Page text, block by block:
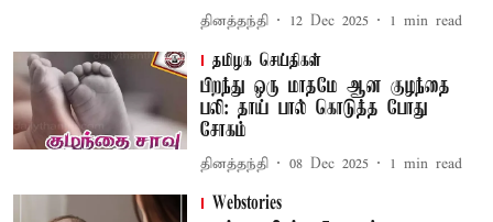
தினத்தந்தி 12 Dec 2025 1 min read
தமிழக செய்திகள்
பிறந்து ஒரு மாதமே ஆன குழந்தை
பலி: தாய் பால் கொடுத்த போது
சோகம்
தினத்தந்தி 08 Dec 2025 1 min read
Webstories